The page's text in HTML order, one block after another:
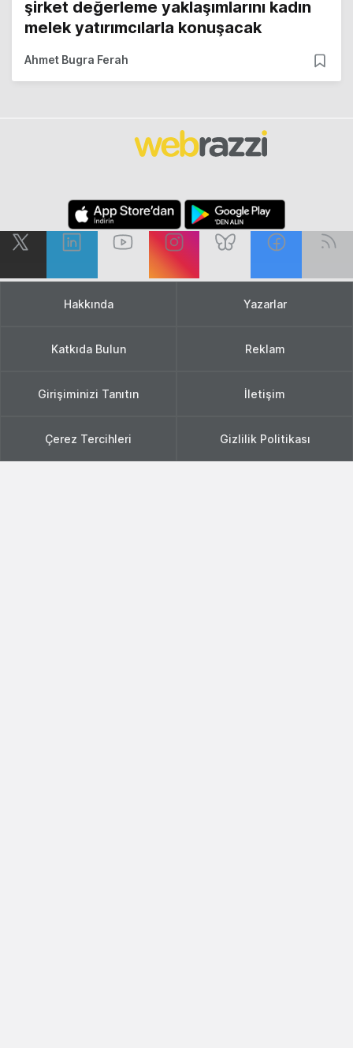
şirket değerleme yaklaşımlarını kadın
melek yatırımcılarla konuşacak
Ahmet Bugra Ferah
Hakkında Yazarlar
Katkıda Bulun Reklam
Girişiminizi Tanıtın İletişim
Çerez Tercihleri Gizlilik Politikası